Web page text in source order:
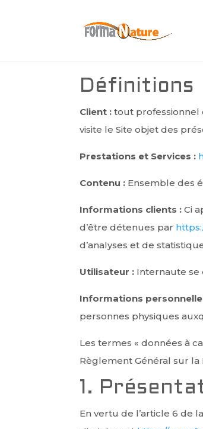
Définitions
Client : tout professionnel
visite le Site objet des
Prestations et Services :
Contenu : Ensemble des
Informations clients : Ci
d’être détenues par
d’analyses et de
Utilisateur : Internaute se
Informations
personnes physiques
Les termes « données à
Règlement Général sur la
1.
En vertu de l’article 6 de